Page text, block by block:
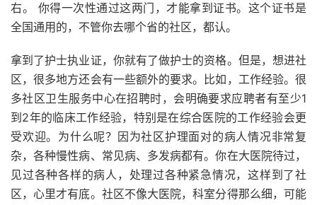
右。 你得一次性通过这两门，才能拿到证书。这个证书是
全国通用的，不管你去哪个省的社区，都认。
拿到了护士执业证，你就有了做护士的资格。但是，想进社
区，很多地方还会有一些额外的要求。比如，工作经验。很
多社区卫生服务中心在招聘时，会明确要求应聘者有至少1
到2年的临床工作经验，特别是在综合医院的工作经验会更
受欢迎。为什么呢？因为社区护理面对的病人情况非常复
杂，各种慢性病、常见病、多发病都有。你在大医院待过，
见过各种各样的病人，处理过各种紧急情况，这样到了社
区，心里才有底。社区不像大医院，科室分得那么细，可能